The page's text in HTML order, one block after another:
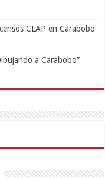
CLAP en Carabobo
a Carabobo”